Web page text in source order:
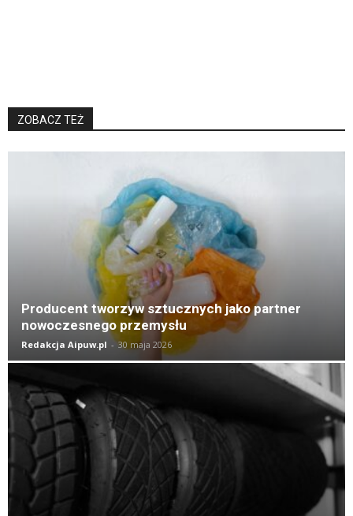
ZOBACZ TEŻ
Producent tworzyw sztucznych jako partner
nowoczesnego przemysłu
Redakcja Aipuw.pl - 30 maja 2026